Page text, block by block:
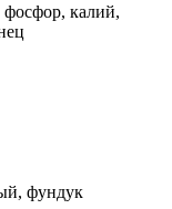
калий,
фундук